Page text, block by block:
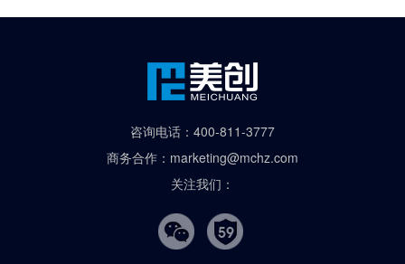
咨询电话：400-811-3777
商务合作：marketing@mchz.com
关注我们：